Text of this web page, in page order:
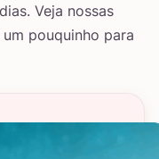
Veja nossas
pouquinho para